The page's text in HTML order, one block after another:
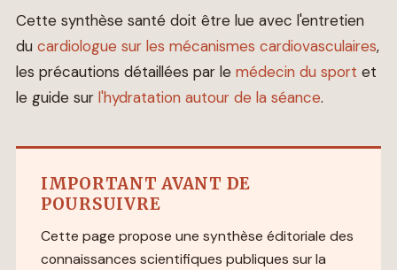
Cette synthèse santé doit être lue avec l'entretien
du cardiologue sur les mécanismes cardiovasculaires,
les précautions détaillées par le médecin du sport et
le guide sur l'hydratation autour de la séance.
IMPORTANT AVANT DE
POURSUIVRE
Cette page propose une synthèse éditoriale des
connaissances scientifiques publiques sur la